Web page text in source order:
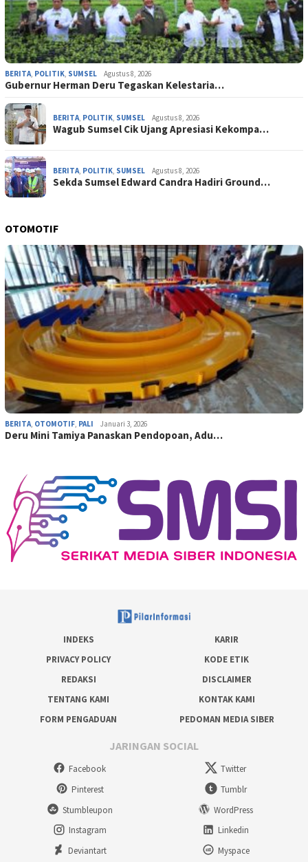
BERITA POLITIK SUMSEL Agustus 8, 2026
Gubernur Herman Deru Tegaskan Kelestaria…
BERITA POLITIK SUMSEL Agustus 8, 2026
Wagub Sumsel Cik Ujang Apresiasi Kekompa…
BERITA POLITIK SUMSEL Agustus 8, 2026
Sekda Sumsel Edward Candra Hadiri Ground…
OTOMOTIF
BERITA, OTOMOTIF, PALI Januari 3, 2026
Deru Mini Tamiya Panaskan Pendopoan, Adu…
INDEKS
KARIR
PRIVACY POLICY
KODE ETIK
REDAKSI
DISCLAIMER
TENTANG KAMI
KONTAK KAMI
FORM PENGADUAN
PEDOMAN MEDIA SIBER
JARINGAN SOCIAL
Facebook
Twitter
Pinterest
Tumblr
Stumbleupon
WordPress
Instagram
Linkedin
Deviantart
Myspace